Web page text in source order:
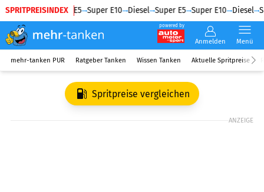
SPRITPREISINDEX
Diesel Super E5 Super E10 Diesel Super E5 Super E10 Diesel
powered by
Anmelden Menü
mehr-tanken PUR Ratgeber Tanken Wissen Tanken Aktuelle Spritpreise
Spritpreise vergleichen
ANZEIGE